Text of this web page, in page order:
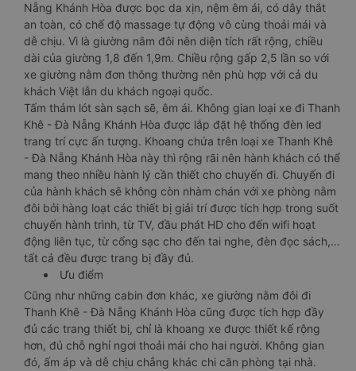
Nẵng Khánh Hòa được bọc da xịn, nệm êm ái, có dây thắt
an toàn, có chế độ massage tự động vô cùng thoải mái và
dễ chịu. Vì là giường nằm đôi nên diện tích rất rộng, chiều
dài của giường 1,8 đến 1,9m. Chiều rộng gấp 2,5 lần so với
xe giường nằm đơn thông thường nên phù hợp với cả du
khách Việt lẫn du khách ngoại quốc.
Tấm thảm lót sàn sạch sẽ, êm ái. Không gian loại xe đi Thanh
Khê - Đà Nẵng Khánh Hòa được lắp đặt hệ thống đèn led
trang trí cực ấn tượng. Khoang chứa trên loại xe Thanh Khê
- Đà Nẵng Khánh Hòa này thì rộng rãi nên hành khách có thể
mang theo nhiều hành lý cần thiết cho chuyến đi. Chuyến đi
của hành khách sẽ không còn nhàm chán với xe phòng nằm
đôi bởi hàng loạt các thiết bị giải trí được tích hợp trong suốt
chuyến hành trình, từ TV, đầu phát HD cho đến wifi hoạt
động liên tục, từ cổng sạc cho đến tai nghe, đèn đọc sách,…
tất cả đều được trang bị đầy đủ.
Ưu điểm
Cũng như những cabin đơn khác, xe giường nằm đôi đi
Thanh Khê - Đà Nẵng Khánh Hòa cũng được tích hợp đầy
đủ các trang thiết bị, chỉ là khoang xe được thiết kế rộng
hơn, đủ chỗ nghỉ ngơi thoải mái cho hai người. Không gian
đó, ấm áp và dễ chịu chẳng khác chi căn phòng tại nhà.